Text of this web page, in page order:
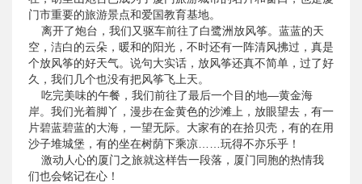
门市重要的旅游景点和爱国教育基地。
离开了炮台，我们又驱车前往了白鹭洲放风筝。蓝蓝的天
空，洁白的云朵，暖和的阳光，不时还有一阵清风拂过，真是
个放风筝的好天气。说句大实话，放风筝还真不简单，过了好
久，我们几个也没有把风筝飞上天。
吃完美味的午餐，我们前往了最后一个目的地—黄金海
岸。我们光着脚丫，漫步在金黄色的沙滩上，放眼望去，有一
片碧蓝碧蓝的大海，一望无际。大家有的在拾贝壳，有的在用
沙子堆城堡，有的坐在树荫下乘凉……玩得不亦乐乎！
激动人心的厦门之旅就这样告一段落，厦门同胞的热情我
们也会铭记在心！